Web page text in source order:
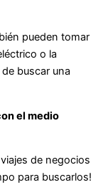
pueden tomar
o la
buscar una
el medio
de negocios
para buscarlos!